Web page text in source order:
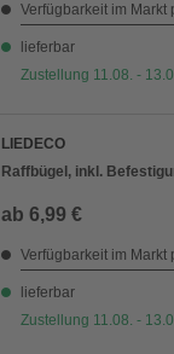
Verfügbarkeit im Markt
lieferbar
Zustellung 11.08. -
LIEDECO
Raffbügel, inkl.
ab 6,99 €
Verfügbarkeit im Markt
lieferbar
Zustellung 11.08. -